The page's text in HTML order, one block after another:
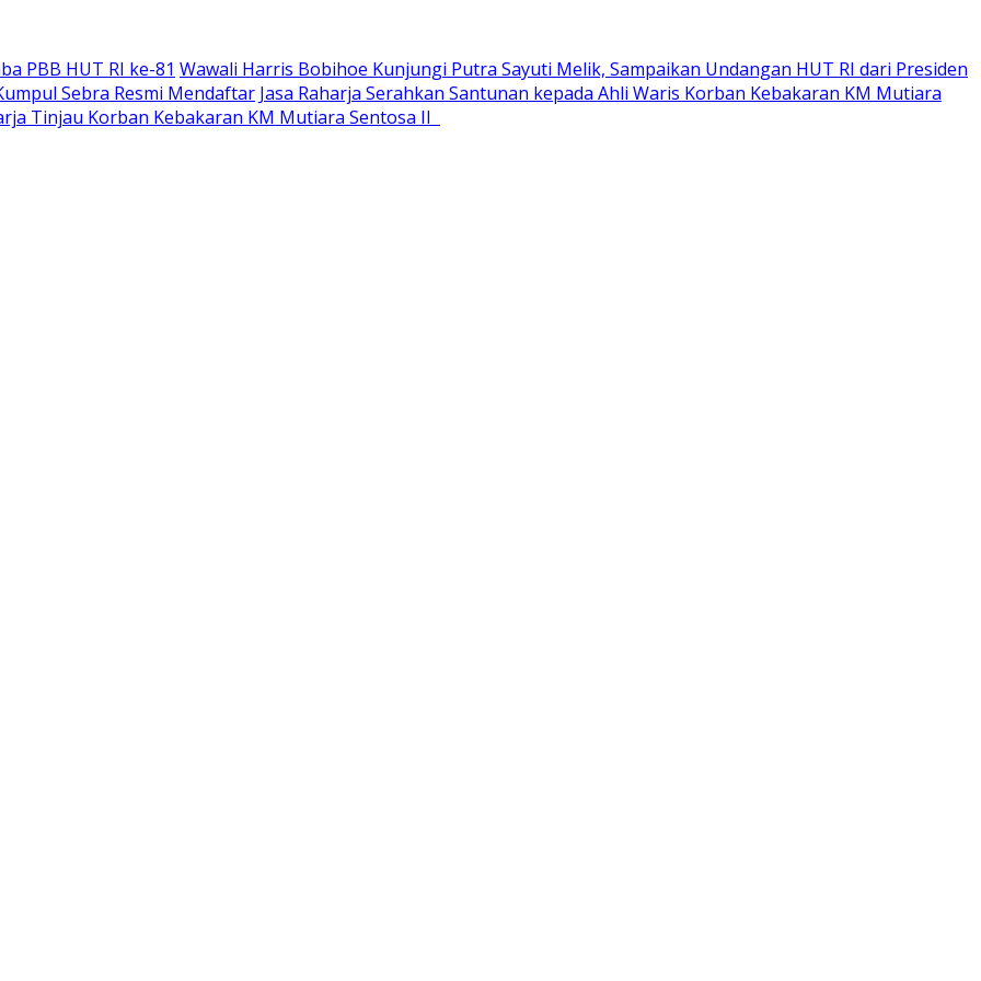
PBB HUT RI ke-81 Wawali Harris Bobihoe Kunjungi Putra Sayuti Melik, Sampaikan Undangan HUT RI dari Presiden
Sebra Resmi Mendaftar Jasa Raharja Serahkan Santunan kepada Ahli Waris Korban Kebakaran KM Mutiara
Tinjau Korban Kebakaran KM Mutiara Sentosa II